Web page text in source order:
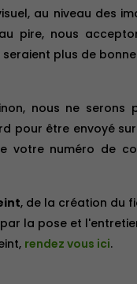
au niveau des
pire, nous
seraient plus de
nous ne serons
pour être envoyé
votre numéro de
, de la création du
la pose et
rendez vous ici.